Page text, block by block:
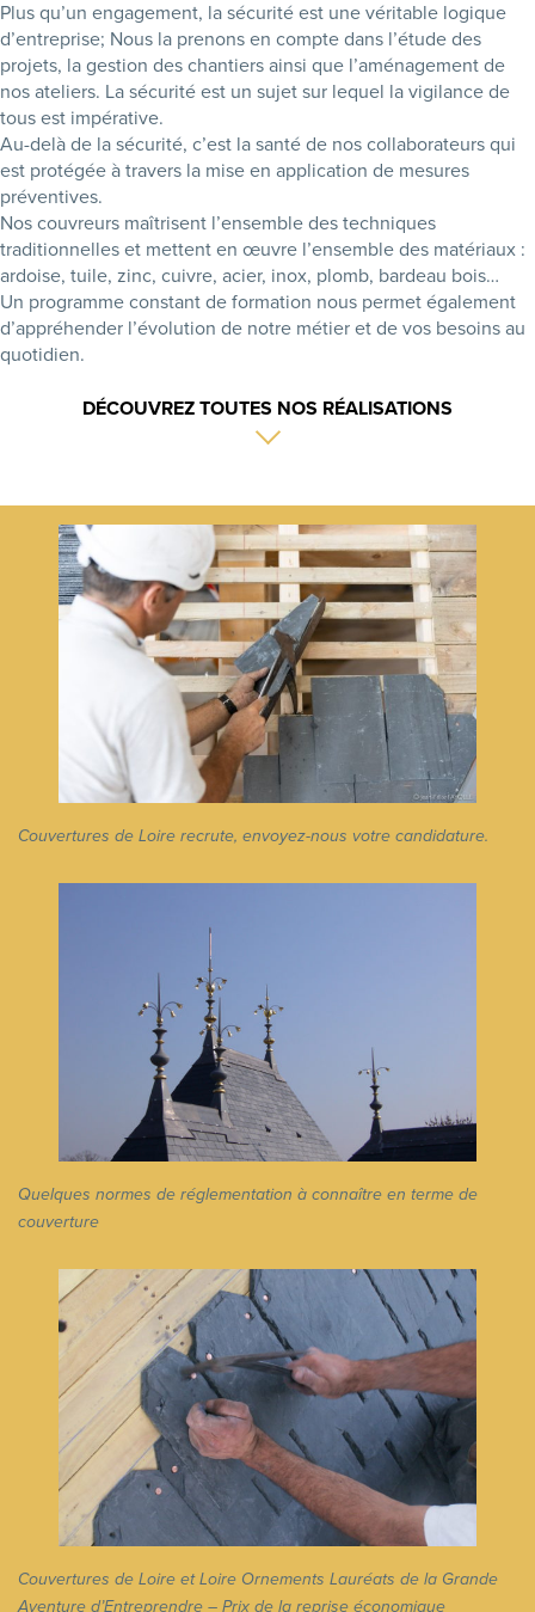
Plus qu’un engagement, la sécurité est une véritable logique
d’entreprise; Nous la prenons en compte dans l’étude des
projets, la gestion des chantiers ainsi que l’aménagement de
nos ateliers. La sécurité est un sujet sur lequel la vigilance de
tous est impérative.
Au-delà de la sécurité, c’est la santé de nos collaborateurs qui
est protégée à travers la mise en application de mesures
préventives.
Nos couvreurs maîtrisent l’ensemble des techniques
traditionnelles et mettent en œuvre l’ensemble des matériaux :
ardoise, tuile, zinc, cuivre, acier, inox, plomb, bardeau bois…
Un programme constant de formation nous permet également
d’appréhender l’évolution de notre métier et de vos besoins au
quotidien.
DÉCOUVREZ TOUTES NOS RÉALISATIONS
Quelques normes de réglementation à connaître en terme de
couverture
Couvertures de Loire recrute, envoyez-nous votre candidature.
Couvertures de Loire et Loire Ornements Lauréats de la Grande
Aventure d’Entreprendre – Prix de la reprise économique